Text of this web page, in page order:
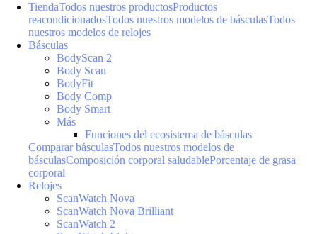
TiendaTodos nuestros productosProductos
reacondicionadosTodos nuestros modelos de básculasTodos
nuestros modelos de relojes
Básculas
BodyScan 2
Body Scan
BodyFit
Body Comp
Body Smart
Más
Funciones del ecosistema de básculas
Comparar básculasTodos nuestros modelos de
básculasComposición corporal saludablePorcentaje de grasa
corporal
Relojes
ScanWatch Nova
ScanWatch Nova Brilliant
ScanWatch 2